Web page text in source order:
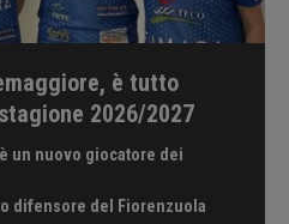
è tutto
2026/2027
un nuovo giocatore dei
difensore del Fiorenzuola